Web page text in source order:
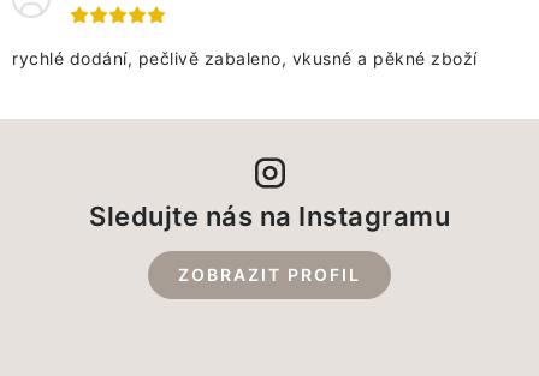
JARO
Obchodní podmínky
Ochrana Osobních údajů GDPR
Spojte se s námi
rychlé dodání, pečlivě zabaleno, vkusné a pěkné zboží
Sledujte nás na Instagramu
ZOBRAZIT PROFIL